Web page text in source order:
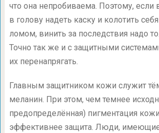
что она непробиваема. Поэтому,
в голову надеть каску и колотить
ломом, винить за последствия надо
Точно так же и с защитными
их перенапрягать.
Главным защитником кожи служит
меланин. При этом, чем темнее
предопределённая) пигментация
эффективнее защита. Люди,